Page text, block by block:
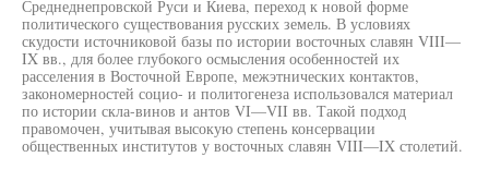
Среднеднепровской Руси и Киева, переход к новой форме
политического существования русских земель. В условиях
скудости источниковой базы по истории восточных славян VIII—
IX вв., для более глубокого осмысления особенностей их
расселения в Восточной Европе, межэтнических контактов,
закономерностей социо- и политогенеза использовался материал
по истории скла-винов и антов VI—VII вв. Такой подход
правомочен, учитывая высокую степень консервации
общественных институтов у восточных славян VIII—IX столетий.